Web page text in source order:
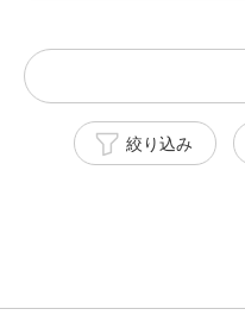
絞り込み